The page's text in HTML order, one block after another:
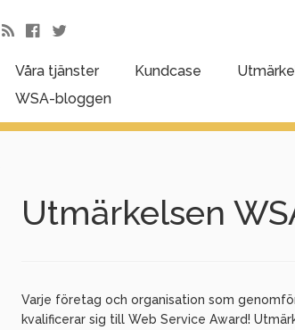
Våra tjänster Kundcase
WSA-bloggen
Utmärkelsen
Varje företag och organisation som
kvalificerar sig till Web Service Award!